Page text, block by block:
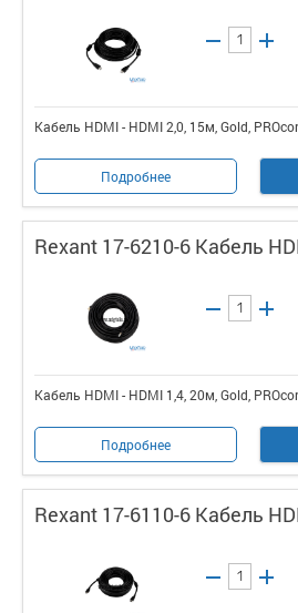
Кабель HDMI - HDMI 2,0, 15м, Gold,
Подробнее
Rexant 17-6210-6 Кабель
Кабель HDMI - HDMI 1,4, 20м, Gold,
Подробнее
Rexant 17-6110-6 Кабель